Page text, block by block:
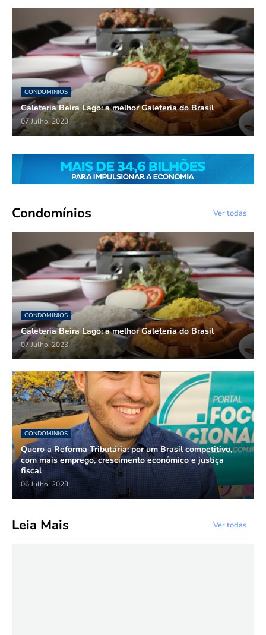
CONDOMINIOS
Galeteria Beira Lago: a melhor Galeteria do Brasil
07 Julho, 2023
Condomínios Ver todas
CONDOMINIOS
Galeteria Beira Lago: a melhor Galeteria do Brasil
07 Julho, 2023
CONDOMINIOS
Quero a Reforma Tributária: por um Brasil competitivo,
com mais emprego, crescimento econômico e justiça
fiscal
06 Julho, 2023
Leia Mais Ver todas